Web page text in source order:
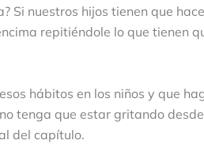
Si nuestros hijos tienen que
repitiéndole lo que tienen
hábitos en los niños y que
tenga que estar gritando
del capítulo.